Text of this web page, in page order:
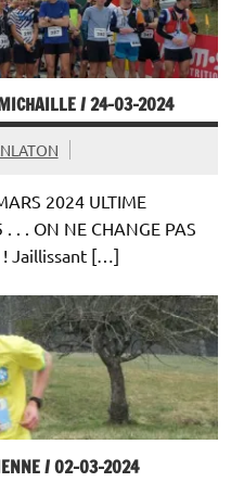
/ 24-03-2024
2024 ULTIME
. . ON NE CHANGE PAS
! Jaillissant […]
/ 02-03-2024